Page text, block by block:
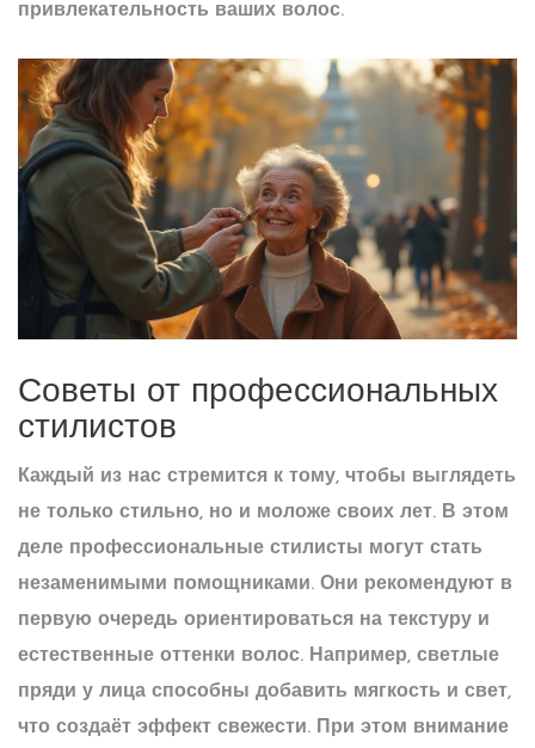
привлекательность ваших волос.
Советы от профессиональных
стилистов
Каждый из нас стремится к тому, чтобы выглядеть
не только стильно, но и моложе своих лет. В этом
деле профессиональные стилисты могут стать
незаменимыми помощниками. Они рекомендуют в
первую очередь ориентироваться на текстуру и
естественные оттенки волос. Например, светлые
пряди у лица способны добавить мягкость и свет,
что создаёт эффект свежести. При этом внимание